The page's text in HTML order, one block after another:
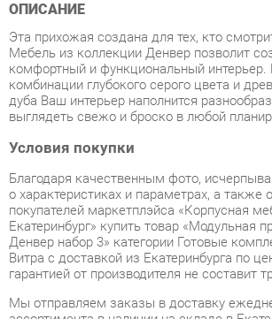
комфортный и функциональный интерьер.
комбинации глубокого серого цвета и
дуба Ваш интерьер наполнится
выглядеть свежо и броско в любой
Условия покупки
Благодаря качественным фото,
покупателей маркетплэйса «Корпусная
Денвер набор 3» категории Готовые
Витра с доставкой из Екатеринбурга по цене
гарантией от производителя не составит
Мы отправляем заказы в доставку
ассортимента в наличии на складе в
получите не позднее48-ми часовс момента
заказа. Дополнительно вы можете
и сборку мебельных изделий.